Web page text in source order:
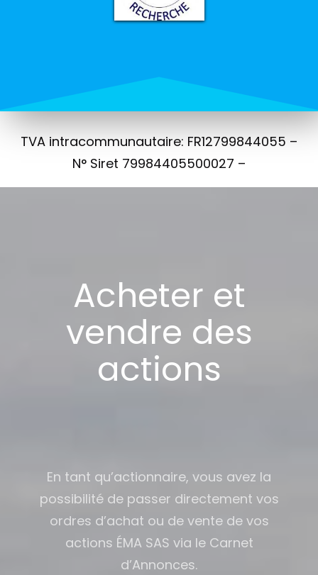
TVA intracommunautaire: FR12799844055 –
N° Siret 79984405500027 –
Acheter et
vendre des
actions
En tant qu’actionnaire, vous avez la
possibilité de passer directement vos
ordres d’achat ou de vente de vos
actions ÉMA SAS via le Carnet
d’Annonces.